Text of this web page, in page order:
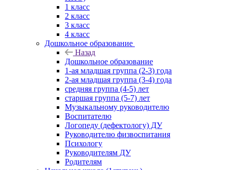
1 класс
2 класс
3 класс
4 класс
Дошкольное образование
Назад
Дошкольное образование
1-ая младшая группа (2-3) года
2-ая младшая группа (3-4) года
средняя группа (4-5) лет
старшая группа (5-7) лет
Музыкальному руководителю
Воспитателю
Логопеду (дефектологу) ДУ
Руководителю физвоспитания
Психологу
Руководителям ДУ
Родителям